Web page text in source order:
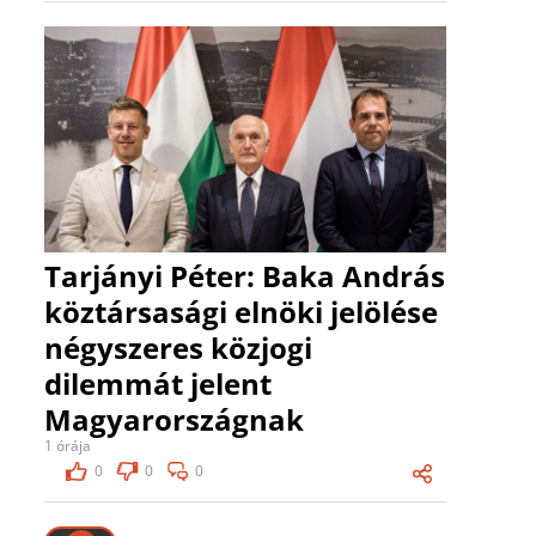
Tarjányi Péter: Baka András
köztársasági elnöki jelölése
négyszeres közjogi
dilemmát jelent
Magyarországnak
1 órája
0
0 0